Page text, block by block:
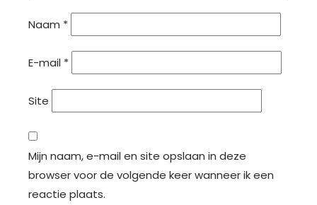
Naam *
E-mail *
Site
Mijn naam, e-mail en site opslaan in deze
browser voor de volgende keer wanneer ik een
reactie plaats.